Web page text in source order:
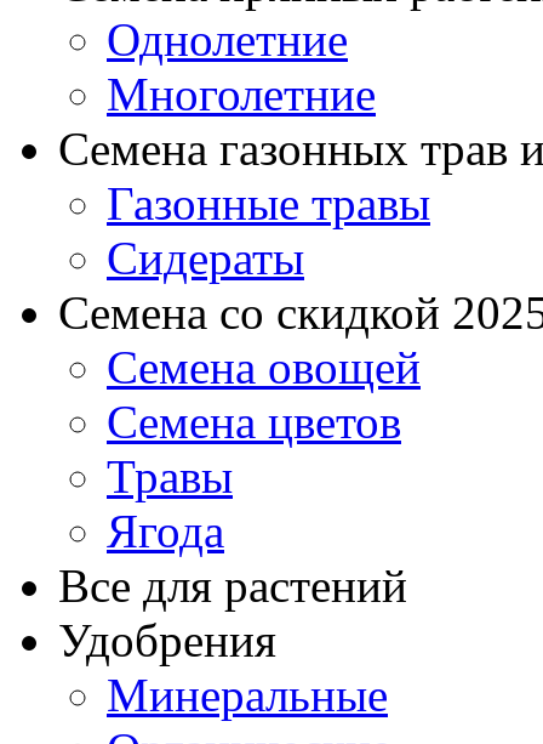
Однолетние
Многолетние
Семена газонных трав
Газонные травы
Сидераты
Семена со скидкой
Семена овощей
Семена цветов
Травы
Ягода
Все для растений
Удобрения
Минеральные